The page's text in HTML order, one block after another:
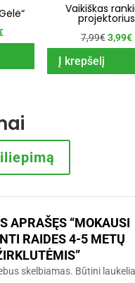
Current
is:
Vaikiškas
projektorius
7,99€ Original
was:
3,99€
Į krepšelį
APRAŠĘS “MOKAUSI
RAIDES 4-5 METŲ
skelbiamas. Būtini